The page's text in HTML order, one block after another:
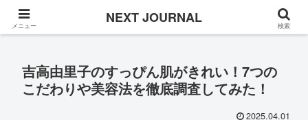
Once in a while
吉高由里子のすっぴん肌がきれい！7つの
こだわりや美容法を徹底調査してみた！
2025.04.01
メニュー NEXT JOURNAL 検索